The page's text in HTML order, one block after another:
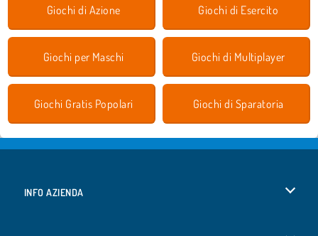
Giochi di Azione Giochi di Esercito
Giochi per Maschi Giochi di Multiplayer
Giochi Gratis Popolari Giochi di Sparatoria
INFO AZIENDA